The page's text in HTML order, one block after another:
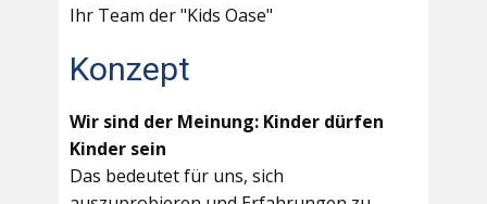
Ihr Team der "Kids Oase"
Konzept
Wir sind der Meinung: Kinder dürfen
Kinder sein
Das bedeutet für uns, sich